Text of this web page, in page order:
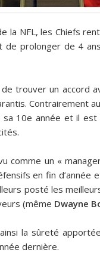
la NFL, les Chiefs
de prolonger de 4
trouver un accord
Contrairement
10e année et il est
comme un «
en fin
posté les
(même Dwayne
la sûreté
dernière.